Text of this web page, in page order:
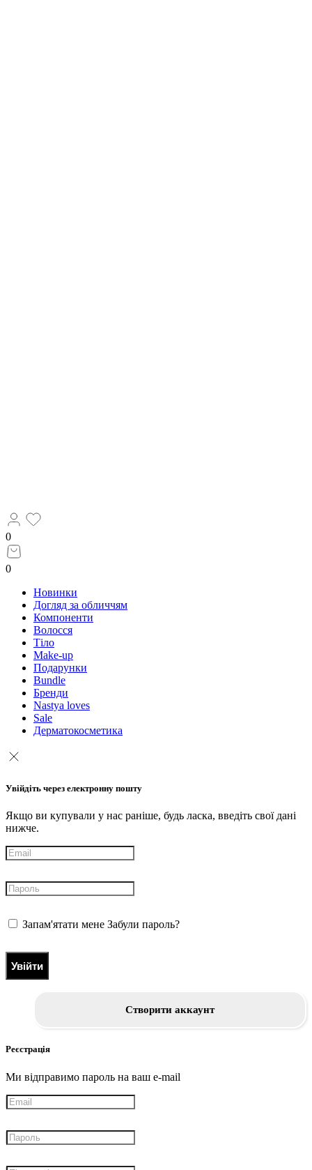
0
0
Новинки
Догляд за обличчям
Компоненти
Волосся
Тіло
Make-up
Подарунки
Bundle
Бренди
Nastya loves
Sale
Дерматокосметика
Увійдіть через електронну пошту
Якщо ви купували у нас раніше, будь ласка, введіть свої дані
нижче.
Запам'ятати мене Забули пароль?
Увійти
Створити аккаунт
Реєстрація
Ми відправимо пароль на ваш e-mail